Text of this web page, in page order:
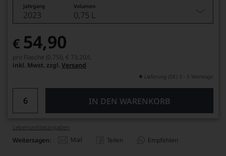
Jahrgang Volumen
2023 0,75 L
€ 54,90
pro Flasche (0.75l), € 73,20/L
inkl. Mwst. zzgl. Versand
Lieferung (DE) 3 - 5 Werktage
IN DEN WARENKORB
Lebensmittel­angaben
Weitersagen: Mail Teilen Empfehlen